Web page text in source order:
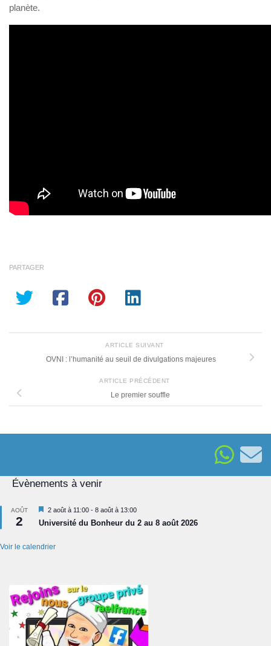
planète.
PARTAGER
ARTICLE SUIVANT
OVNI : l’humanité au seuil de divulgations majeures
ARTICLE PRÉCÉDENT
Le premier souffle
Évènements à venir
AOÛT
2
Mis
en
avant
2 août à 11:00 - 8 août à 13:00
Université du Bonheur du 2 au 8 août 2026
Voir le calendrier